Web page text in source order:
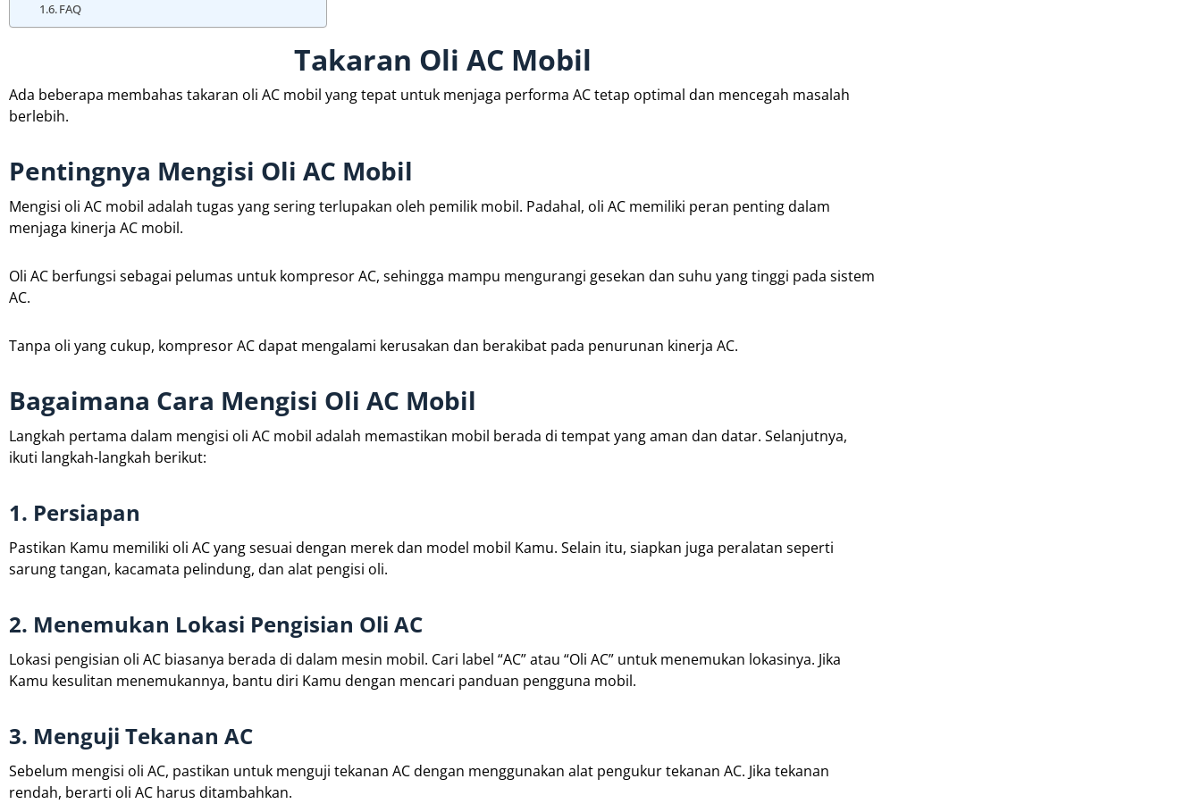
FAQ
Takaran Oli AC Mobil
Ada beberapa membahas takaran oli AC mobil yang tepat untuk menjaga performa AC tetap optimal dan mencegah masalah
berlebih.
Pentingnya Mengisi Oli AC Mobil
Mengisi oli AC mobil adalah tugas yang sering terlupakan oleh pemilik mobil. Padahal, oli AC memiliki peran penting dalam
menjaga kinerja AC mobil.
Oli AC berfungsi sebagai pelumas untuk kompresor AC, sehingga mampu mengurangi gesekan dan suhu yang tinggi pada sistem
AC.
Tanpa oli yang cukup, kompresor AC dapat mengalami kerusakan dan berakibat pada penurunan kinerja AC.
Bagaimana Cara Mengisi Oli AC Mobil
Langkah pertama dalam mengisi oli AC mobil adalah memastikan mobil berada di tempat yang aman dan datar. Selanjutnya,
ikuti langkah-langkah berikut:
1. Persiapan
Pastikan Kamu memiliki oli AC yang sesuai dengan merek dan model mobil Kamu. Selain itu, siapkan juga peralatan seperti
sarung tangan, kacamata pelindung, dan alat pengisi oli.
2. Menemukan Lokasi Pengisian Oli AC
Lokasi pengisian oli AC biasanya berada di dalam mesin mobil. Cari label “AC” atau “Oli AC” untuk menemukan lokasinya. Jika
Kamu kesulitan menemukannya, bantu diri Kamu dengan mencari panduan pengguna mobil.
3. Menguji Tekanan AC
Sebelum mengisi oli AC, pastikan untuk menguji tekanan AC dengan menggunakan alat pengukur tekanan AC. Jika tekanan
rendah, berarti oli AC harus ditambahkan.